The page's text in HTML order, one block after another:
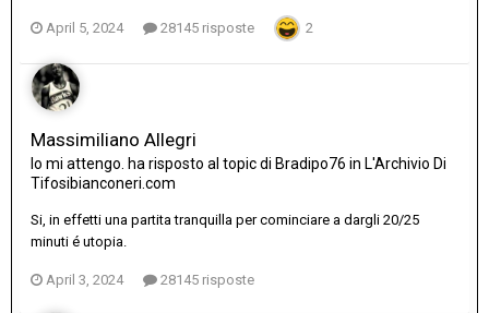
April 5, 2024 28145 risposte 2
Massimiliano Allegri
Io mi attengo. ha risposto al topic di Bradipo76 in L'Archivio Di
Tifosibianconeri.com
Si, in effetti una partita tranquilla per cominciare a dargli 20/25
minuti é utopia.
April 3, 2024 28145 risposte